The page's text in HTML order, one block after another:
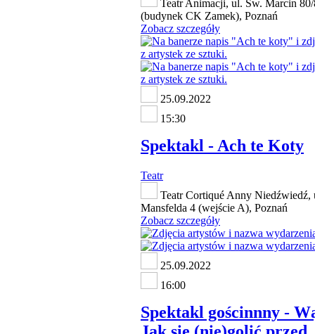
Teatr Animacji, ul. Św. Marcin
(budynek CK Zamek), Poznań
Zobacz szczegóły
25.09.2022
15:30
Spektakl - Ach te Koty
Teatr
Teatr Cortiqué Anny Niedźwiedź,
Mansfelda 4 (wejście A), Poznań
Zobacz szczegóły
25.09.2022
16:00
Spektakl gościnnny -